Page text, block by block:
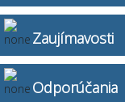
Zaujímavosti
Odporúčania